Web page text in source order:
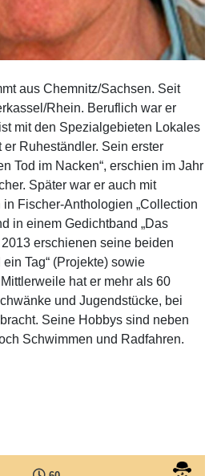
aus Chemnitz/Sachsen. Seit
Rhein. Beruflich war er
mit den Spezialgebieten Lokales
er Ruheständler. Sein erster
Tod im Nacken“, erschien im Jahr
Später war er auch mit
Fischer-Anthologien „Collection
in einem Gedichtband „Das
erschienen seine beiden
Tag“ (Projekte) sowie
hat er mehr als 60
und Jugendstücke, bei
Seine Hobbys sind neben
Schwimmen und Radfahren.